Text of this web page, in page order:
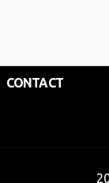
CONTACT